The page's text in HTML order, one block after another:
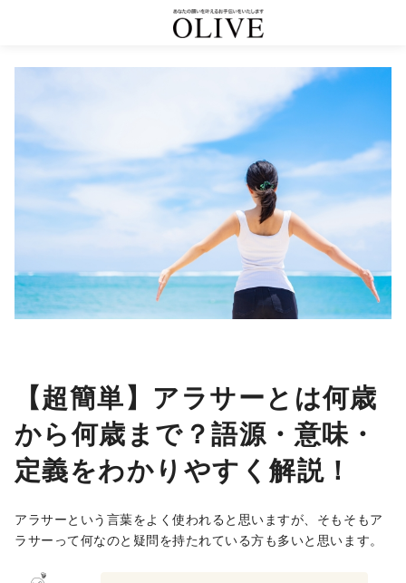
コ
ン
動
【超簡単】アラサーとは何歳
から何歳まで？語源・意味・
定義をわかりやすく解説！
アラサーという言葉をよく使われると思いますが、そもそもア
ラサーって何なのと疑問を持たれている方も多いと思います。